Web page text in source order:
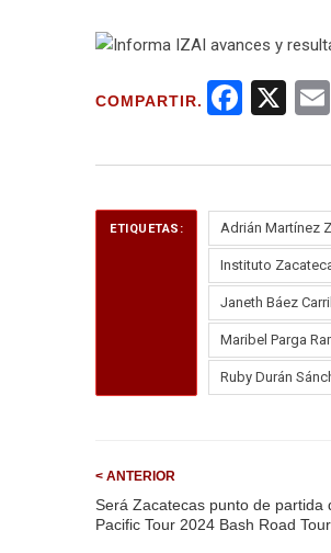
COMPARTIR.
F
ce
b
o
o
k
X
ETIQUETAS: Adrián Martínez
Instituto
Janeth Báez
Maribel Parga
Ruby Durán
< ANTERIOR
Será Zacatecas punto de partida
Pacific Tour 2024 Bash Road Tour